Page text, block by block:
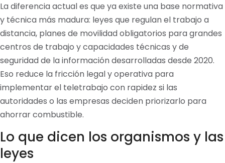
La diferencia actual es que ya existe una base normativa
y técnica más madura: leyes que regulan el trabajo a
distancia, planes de movilidad obligatorios para grandes
centros de trabajo y capacidades técnicas y de
seguridad de la información desarrolladas desde 2020.
Eso reduce la fricción legal y operativa para
implementar el teletrabajo con rapidez si las
autoridades o las empresas deciden priorizarlo para
ahorrar combustible.
Lo que dicen los organismos y las
leyes